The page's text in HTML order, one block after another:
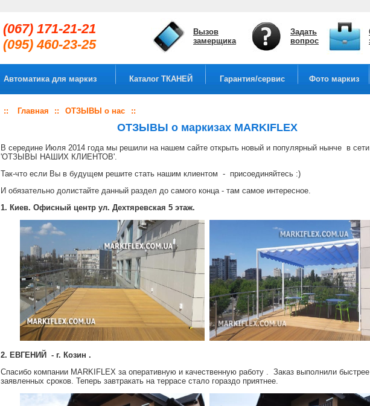
(067) 171-21-21
(095) 460-23-25
Вызов
замерщика
Задать
вопрос
Автоматика для маркиз Каталог ТКАНЕЙ Гарантия/сервис Фото маркиз
:: Главная :: ОТЗЫВЫ о нас ::
ОТЗЫВЫ о маркизах MARKIFLEX
В середине Июля 2014 года мы решили на нашем сайте открыть новый и популярный нынче в
'ОТЗЫВЫ НАШИХ КЛИЕНТОВ'.
Так-что если Вы в будущем решите стать нашим клиентом - присоединяйтесь :)
И обязательно долистайте данный раздел до самого конца - там самое интересное.
1. Киев. Офисный центр ул. Дехтяревская 5 этаж.
2. ЕВГЕНИЙ - г. Козин .
Спасибо компании MARKIFLEX за оперативную и качественную работу . Заказ выполнили быстрее
заявленных сроков. Теперь завтракать на террасе стало гораздо приятнее.